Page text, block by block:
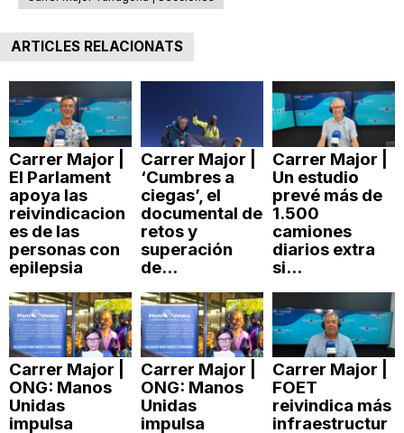
ARTICLES RELACIONATS
Carrer Major |
El Parlament
apoya las
reivindicacion
es de las
personas con
epilepsia
Carrer Major |
‘Cumbres a
ciegas’, el
documental de
retos y
superación
de...
Carrer Major |
Un estudio
prevé más de
1.500
camiones
diarios extra
si...
Carrer Major |
ONG: Manos
Unidas
impulsa
Carrer Major |
ONG: Manos
Unidas
impulsa
Carrer Major |
FOET
reivindica más
infraestructur